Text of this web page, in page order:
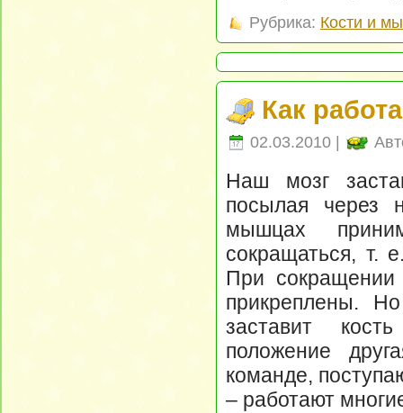
Рубрика: Кости и
Как
02.03.2010 |
Наш мозг
посылая через
мышцах
сокращаться, т.
При
прикреплены.
заставит
положение
команде,
– работают